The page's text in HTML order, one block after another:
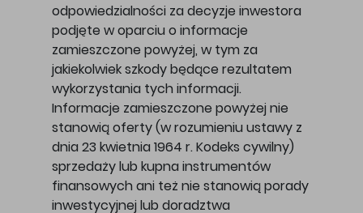
odpowiedzialności za decyzje inwestora
podjęte w oparciu o informacje
zamieszczone powyżej, w tym za
jakiekolwiek szkody będące rezultatem
wykorzystania tych informacji.
Informacje zamieszczone powyżej nie
stanowią oferty (w rozumieniu ustawy z
dnia 23 kwietnia 1964 r. Kodeks cywilny)
sprzedaży lub kupna instrumentów
finansowych ani też nie stanowią porady
inwestycyjnej lub doradztwa